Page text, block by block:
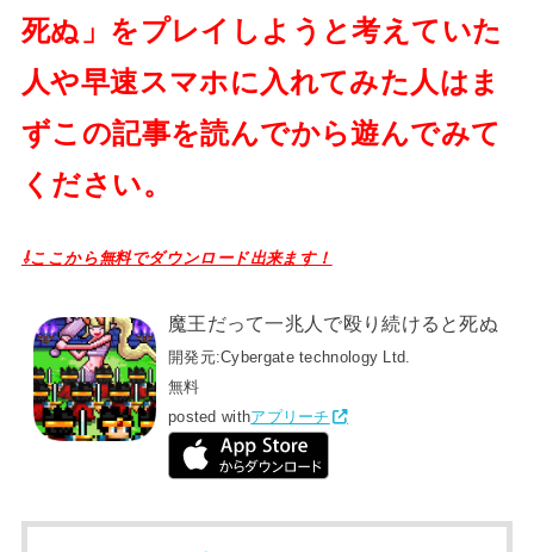
死ぬ」をプレイしようと考えていた
人や早速スマホに入れてみた人はま
ずこの記事を読んでから遊んでみて
ください。
⇩ここから無料でダウンロード出来ます！
魔王だって一兆人で殴り続けると死ぬ
開発元:Cybergate technology Ltd.
無料
posted withアプリーチ